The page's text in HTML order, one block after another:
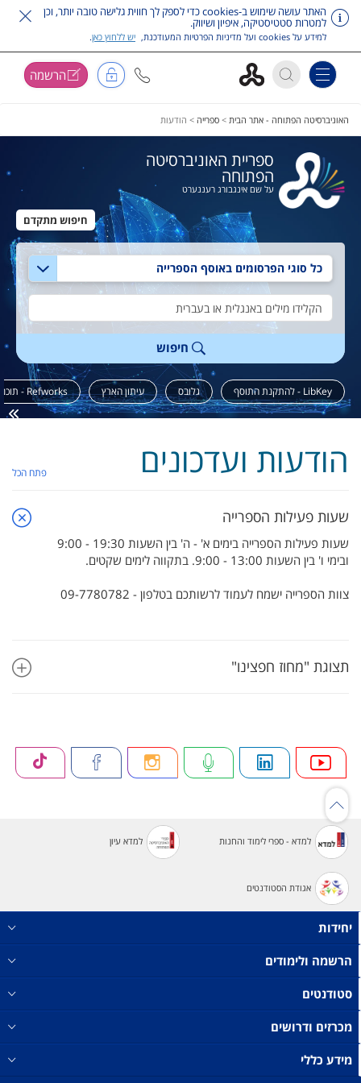
האתר עושה שימוש ב-cookies כדי לספק לך חווית גלישה טובה יותר, וכן
למטרות סטטיסטיקה, איפיון ושיווק.
למידע על cookies ועל מדיניות הפרטיות המעודכנת, יש ללחוץ כאן.
Toggle navigation הרשמה
האוניברסיטה הפתוחה - אתר הבית > ספרייה > הודעות
ספריית האוניברסיטה
הפתוחה
על שם אינגבורג רעננערט
חיפוש מתקדם
בחירת סוג חיפוש
טקסט חיפוש
חיפוש
LibKey - להתקנת התוסף גלובס עיתון הארץ Refworks - תוכנה לניהול ציטוטים
הודעות ועדכונים פתח הכל
שעות פעילות הספרייה
שעות פעילות הספרייה בימים א' - ה' בין השעות 19:30 - 9:00
ובימי ו' בין השעות 13:00 - 9:00. בתקווה לימים שקטים.
צוות הספרייה ישמח לעמוד לרשותכם בטלפון - 09-7780782
תצוגת "מחוז חפצינו"
למדא - ספרי לימוד והחנות למדא עיון
אגודת הסטודנטים
יחידות
הרשמה ולימודים
סטודנטים
מכרזים ודרושים
מידע כללי